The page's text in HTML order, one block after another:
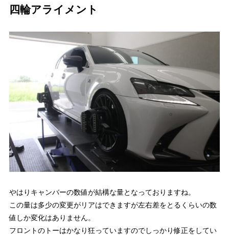
四輪アライメント
やはりキャンバーの数値が結構な量となっておりますね。
この量は多少の変更がリアはできますが左右差をとるくらいの数
値しか変化はありません。
フロントのトーはかなり狂っていますのでしっかり修正をしてい